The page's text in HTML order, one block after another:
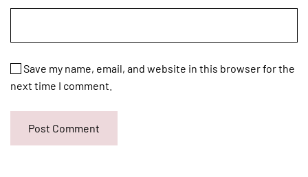
Save my name, email, and website in this browser for the
next time I comment.
Post Comment